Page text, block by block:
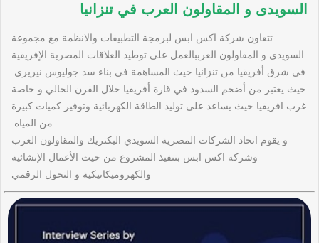
السويدى و المقاولون العرب في تنزانيا
تتعاون شركة اكس ابس لبرمجة التطبيقات والانظمة مع مجموعة
السويدى و المقاولون العرببالعمل على توطيد العلاقات المصرية الإفريقية
في شرق أفريقيا من تنزانيا حيث المساهمة في بناء سد جوليوس نيريري.
حيث يعتبر من أضخم السدود في قارة أفريقيا خلال القرن الحالي و خاصة
غرب افريقيا حيث يساعد على توليد الطاقة الكهربائية وتوفير كميات كبيرة
من المياه.
و يقوم اتحاد الشركات المصرية السويدي اليكتريك والمقاولون العرب
وشركة اكس ابس بتنفيذ المشروع من حيث الأعمال الإنشائية
والكهروميكانيكية و التحول الرقمي